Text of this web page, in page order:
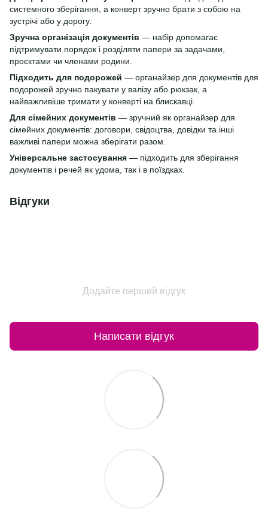
системного зберігання, а конверт зручно брати з собою на
зустрічі або у дорогу.
Зручна організація документів — набір допомагає
підтримувати порядок і розділяти папери за задачами,
проєктами чи членами родини.
Підходить для подорожей — органайзер для документів для
подорожей зручно пакувати у валізу або рюкзак, а
найважливіше тримати у конверті на блискавці.
Для сімейних документів — зручний як органайзер для
сімейних документів: договори, свідоцтва, довідки та інші
важливі папери можна зберігати разом.
Універсальне застосування — підходить для зберігання
документів і речей як удома, так і в поїздках.
Відгуки
Додайте перший відгук
Написати відгук